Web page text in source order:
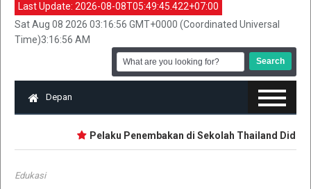
Last Update: 2026-08-08T05:49:45.422+07:00
Sat Aug 08 2026 03:16:56 GMT+0000 (Coordinated Universal
Time)3:16:56 AM
Depan
Pelaku Penembakan di Sekolah Thailand Diduga
Edukasi